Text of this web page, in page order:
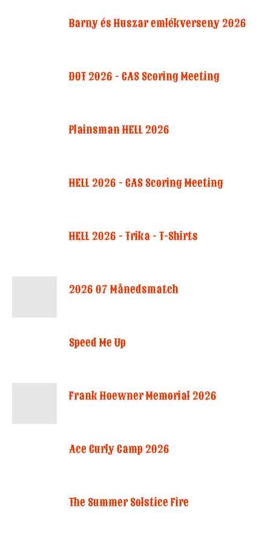
Barny és Huszar emlékverseny 2026
DOT 2026 - CAS Scoring Meeting
Plainsman HELL 2026
HELL 2026 - CAS Scoring Meeting
HELL 2026 - Trika - T-Shirts
2026 07 Månedsmatch
Speed Me Up
Frank Hoewner Memorial 2026
Ace Curly Camp 2026
The Summer Solstice Fire